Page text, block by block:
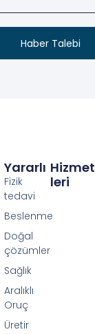
Haber Talebi
Hizmet
Leri
Yararlı
Fizik
tedavi
Beslenme
Doğal
çözümler
Sağlık
Aralıklı
Oruç
Üretir